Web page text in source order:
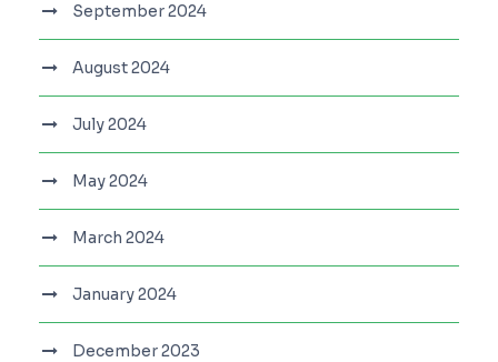
September 2024
August 2024
July 2024
May 2024
March 2024
January 2024
December 2023